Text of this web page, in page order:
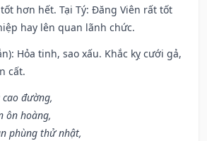
hơn hết. Tại Tý: Đăng Viên rất tốt
hay lên quan lãnh chức.
Hỏa tinh, sao xấu. Khắc kỵ cưới gả,
cất.
đường,
ôn hoàng,
phùng thử nhật,